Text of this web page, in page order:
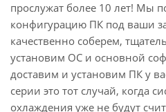
прослужат более 10 лет! Мы
конфигурацию ПК под ваши
качественно соберем,
установим ОС и основной
доставим и установим ПК у
серии это тот случай, когда
охлаждения уже не будут